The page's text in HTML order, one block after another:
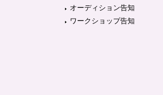
オーディション告知
ワークショップ告知